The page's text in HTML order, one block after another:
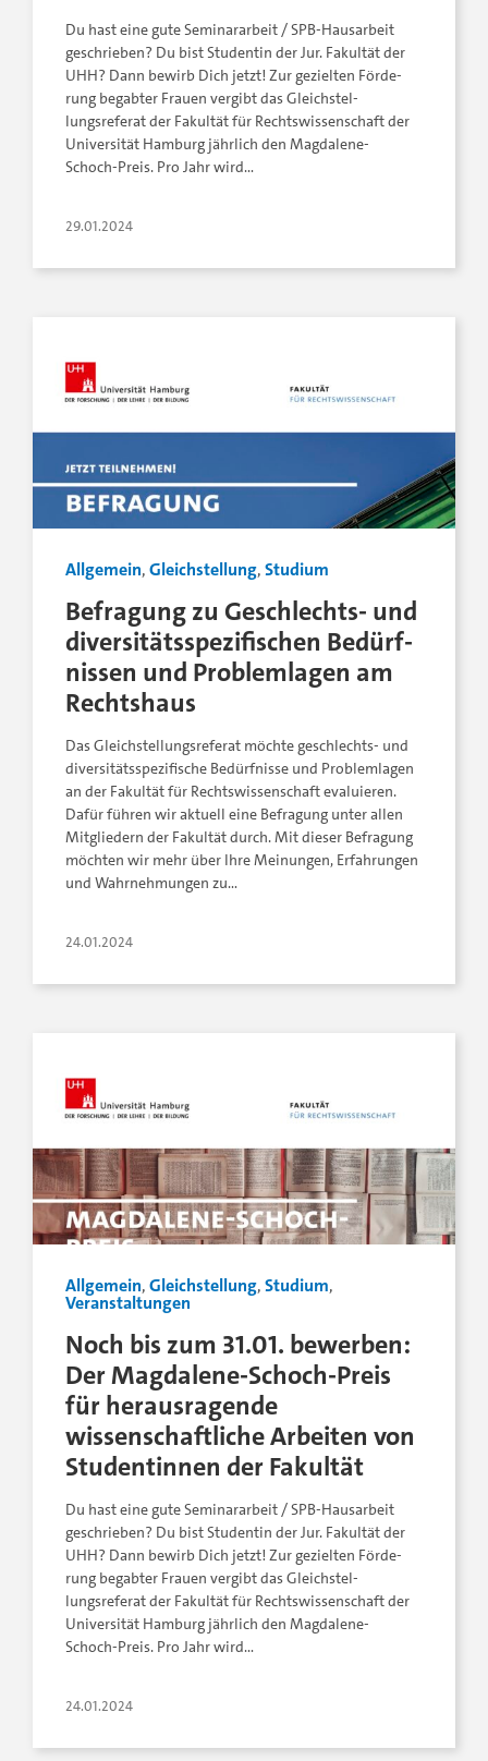
Du hast eine gute Seminararbeit / SPB-Hausarbeit
geschrieben? Du bist Studentin der Jur. Fakultät der
UHH? Dann bewirb Dich jetzt! Zur ge­ziel­ten För­de­
rung be­gab­ter Frau­en ver­gibt das­ Gleich­stel­
lungsreferat der Fa­kul­tät für Rechts­wis­sen­schaft ­der
Uni­ver­si­tät Ham­burg jähr­lich den Magdalene-
Schoch-­Preis. Pro Jahr wird…
29.01.2024
Allgemein,Gleichstellung,Studium
Be­fragung zu Ge­schlechts- und
di­ver­si­täts­spe­zi­fi­schen Be­dürf­
nis­sen und Pro­blem­la­gen am
Rechtshaus
Das Gleichstellungsreferat möchte geschlechts- und
diversitätsspezifische Bedürfnisse und Problemlagen
an der Fakultät für Rechtswissenschaft evaluieren.
Dafür führen wir aktuell eine Befragung unter allen
Mitgliedern der Fakultät durch. Mit dieser Befragung
möchten wir mehr über Ihre Meinungen, Erfahrungen
und Wahrnehmungen zu…
24.01.2024
Allgemein,Gleichstellung,Studium,
Veranstaltungen
Noch bis zum 31.01. bewerben:
Der Magdalene-Schoch-Preis
für herausragende
wissenschaftliche Arbeiten von
Studentinnen der Fakultät
Du hast eine gute Seminararbeit / SPB-Hausarbeit
geschrieben? Du bist Studentin der Jur. Fakultät der
UHH? Dann bewirb Dich jetzt! Zur ge­ziel­ten För­de­
rung be­gab­ter Frau­en ver­gibt das­ Gleich­stel­
lungsreferat der Fa­kul­tät für Rechts­wis­sen­schaft ­der
Uni­ver­si­tät Ham­burg jähr­lich den Magdalene-
Schoch-­Preis. Pro Jahr wird…
24.01.2024